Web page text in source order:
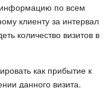
по всем
клиенту за интервал
количество визитов в
как прибытие к
данного визита.